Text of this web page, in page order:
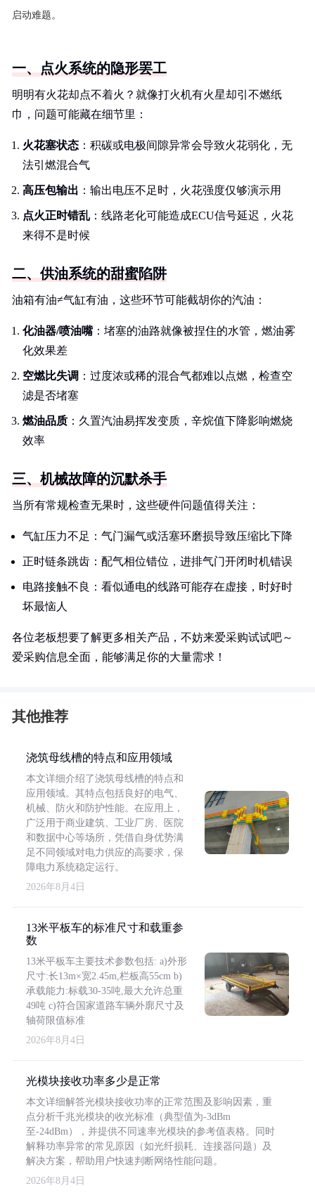
启动难题。
一、点火系统的隐形罢工
明明有火花却点不着火？就像打火机有火星却引不燃纸
巾，问题可能藏在细节里：
火花塞状态 ：积碳或电极间隙异常会导致火花弱化，无
法引燃混合气
高压包输出 ：输出电压不足时，火花强度仅够演示用
点火正时错乱 ：线路老化可能造成ECU信号延迟，火花
来得不是时候
二、供油系统的甜蜜陷阱
油箱有油≠气缸有油，这些环节可能截胡你的汽油：
化油器/喷油嘴：堵塞的油路就像被捏住的水管，燃油雾
化效果差
空燃比失调 ：过度浓或稀的混合气都难以点燃，检查空
滤是否堵塞
燃油品质 ：久置汽油易挥发变质，辛烷值下降影响燃烧
效率
三、机械故障的沉默杀手
当所有常规检查无果时，这些硬件问题值得关注：
气缸压力不足：气门漏气或活塞环磨损导致压缩比下降
正时链条跳齿：配气相位错位，进排气门开闭时机错误
电路接触不良：看似通电的线路可能存在虚接，时好时
坏最恼人
各位老板想要了解更多相关产品，不妨来爱采购试试吧～
爱采购信息全面，能够满足你的大量需求！
其他推荐
浇筑母线槽的特点和应用领域
本文详细介绍了浇筑母线槽的特点和
应用领域。其特点包括良好的电气、
机械、防火和防护性能。在应用上，
广泛用于商业建筑、工业厂房、医院
和数据中心等场所，凭借自身优势满
足不同领域对电力供应的高要求，保
障电力系统稳定运行。
2026年8月4日
13米平板车的标准尺寸和载重参
数
13米平板车主要技术参数包括: a)外形
尺寸:长13m×宽2.45m,栏板高55cm b)
承载能力:标载30-35吨,最大允许总重
49吨 c)符合国家道路车辆外廓尺寸及
轴荷限值标准
2026年8月4日
光模块接收功率多少是正常
本文详细解答光模块接收功率的正常范围及影响因素，重
点分析千兆光模块的收光标准（典型值为-3dBm
至-24dBm），并提供不同速率光模块的参考值表格。同时
解释功率异常的常见原因（如光纤损耗、连接器问题）及
解决方案，帮助用户快速判断网络性能问题。
2026年8月4日